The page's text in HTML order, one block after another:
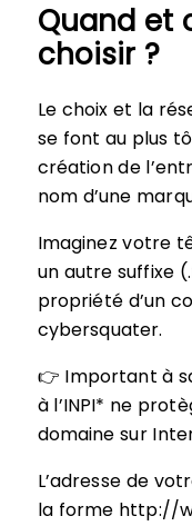
Quand et
choisir ?
Le choix et la
se font au plus
création de
nom d’une
Imaginez votre
un autre suffixe
propriété d’un
cybersquater.
👉 Important à
à l’INPI* ne
domaine sur
L’adresse de
la forme http://